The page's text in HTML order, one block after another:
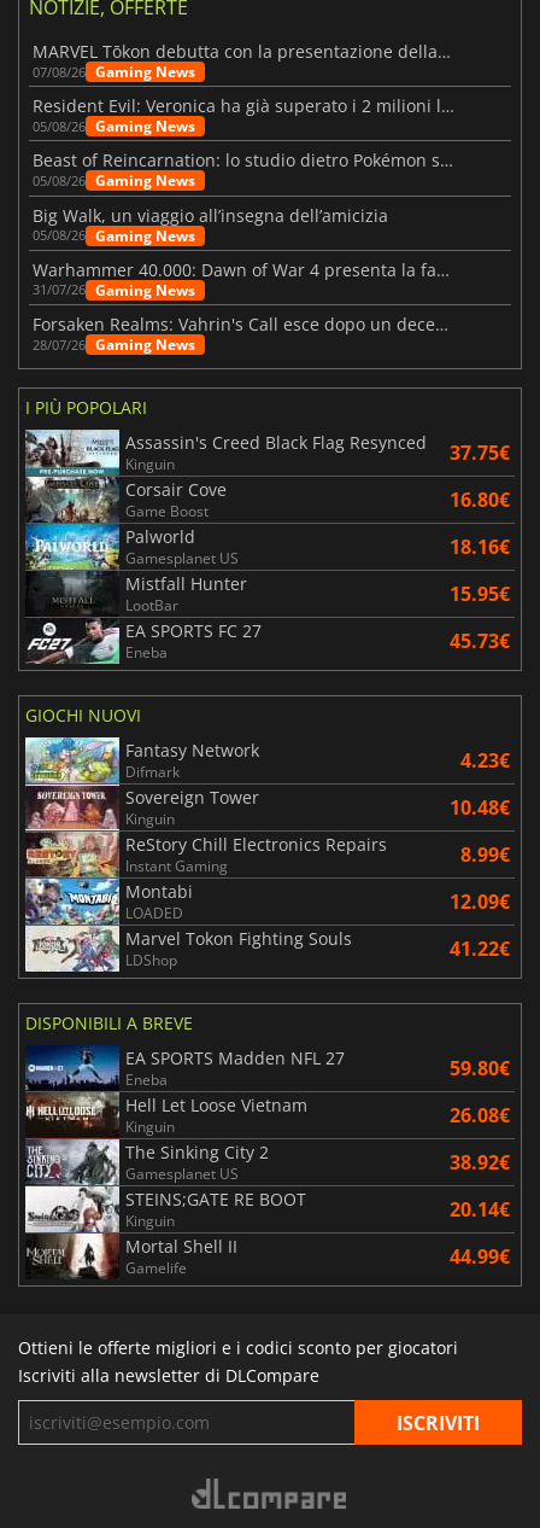
NOTIZIE, OFFERTE
MARVEL Tōkon debutta con la presentazione della roadmap per il primo anno
07/08/26 Gaming News
Resident Evil: Veronica ha già superato i 2 milioni liste dei desideri
05/08/26 Gaming News
Beast of Reincarnation: lo studio dietro Pokémon su una nuova strada
05/08/26 Gaming News
Big Walk, un viaggio all’insegna dell’amicizia
05/08/26 Gaming News
Warhammer 40.000: Dawn of War 4 presenta la fazione dei Necron
31/07/26 Gaming News
Forsaken Realms: Vahrin's Call esce dopo un decennio di sviluppo
28/07/26 Gaming News
I PIÙ POPOLARI
Assassin's Creed Black Flag Resynced
Kinguin 37.75€
Corsair Cove
Game Boost 16.80€
Palworld
Gamesplanet US 18.16€
Mistfall Hunter
LootBar 15.95€
EA SPORTS FC 27
Eneba 45.73€
GIOCHI NUOVI
Fantasy Network
Difmark 4.23€
Sovereign Tower
Kinguin 10.48€
ReStory Chill Electronics Repairs
Instant Gaming 8.99€
Montabi
LOADED 12.09€
Marvel Tokon Fighting Souls
LDShop 41.22€
DISPONIBILI A BREVE
EA SPORTS Madden NFL 27
Eneba 59.80€
Hell Let Loose Vietnam
Kinguin 26.08€
The Sinking City 2
Gamesplanet US 38.92€
STEINS;GATE RE BOOT
Kinguin 20.14€
Mortal Shell II
Gamelife 44.99€
Ottieni le offerte migliori e i codici sconto per giocatori
Iscriviti alla newsletter di DLCompare